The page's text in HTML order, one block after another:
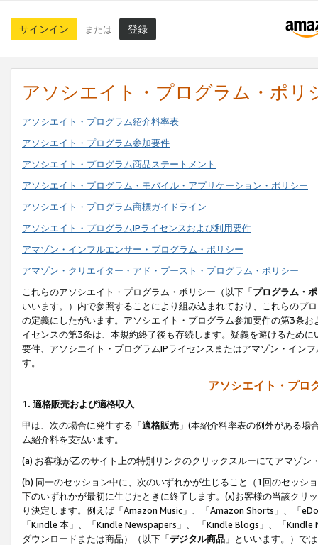
サインイン または 登録
アソシエイト・プログラム・ポリ
アソシエイト・プログラム紹介料率表
アソシエイト・プログラム参加要件
アソシエイト・プログラム商品ステートメント
アソシエイト・プログラム・モバイル・アプリケーション・ポリシー
アソシエイト・プログラム商標ガイドライン
アソシエイト・プログラムIPライセンスおよび利用要件
アマゾン・インフルエンサー・プログラム・ポリシー
アマゾン・クリエイター・アド・ブースト・プログラム・ポリシー
これらのアソシエイト・プログラム・ポリシー（以下「プログラム・
いいます。）内で参照することにより組み込まれており、これらのプ
の定義にしたがいます。アソシエイト・プログラム参加要件の第3条
イセンスの第3条は、本規約終了後も存続します。疑義を避けるため
要件、アソシエイト・プログラムIPライセンスまたはアマゾン・イン
す。
アソシエイト・プロ
1. 適格販売および適格収入
甲は、次の場合に発生する「適格販売 」(本紹介料率表の例外がある
ム紹介料を支払います。
(a) お客様が乙のサイト上の特別リンクのクリックスルーにてアマゾン
(b) 同一のセッション中に、次のいずれかが生じること（1回のセッシ
下のいずれかが最初に生じたときに終了します。(x)お客様の当該ク
り決定します。例えば「Amazon Music」、「Amazon Shorts」、「
「Kindle 本」、「Kindle Newspapers」、 「Kindle Blogs」、「
ダウンロードまたは商品）（以下「デジタル商品 」といいます。）で